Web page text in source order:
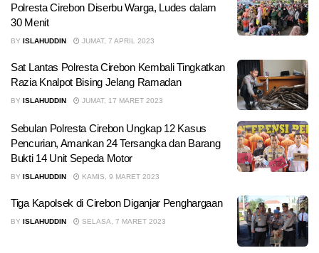
Polresta Cirebon Diserbu Warga, Ludes dalam
30 Menit
BY ISLAHUDDIN JUMAT, 7 APRIL 2023
Sat Lantas Polresta Cirebon Kembali Tingkatkan
Razia Knalpot Bising Jelang Ramadan
BY ISLAHUDDIN JUMAT, 17 MARET 2023
Sebulan Polresta Cirebon Ungkap 12 Kasus
Pencurian, Amankan 24 Tersangka dan Barang
Bukti 14 Unit Sepeda Motor
BY ISLAHUDDIN KAMIS, 9 MARET 2023
Tiga Kapolsek di Cirebon Diganjar Penghargaan
BY ISLAHUDDIN SELASA, 7 MARET 2023